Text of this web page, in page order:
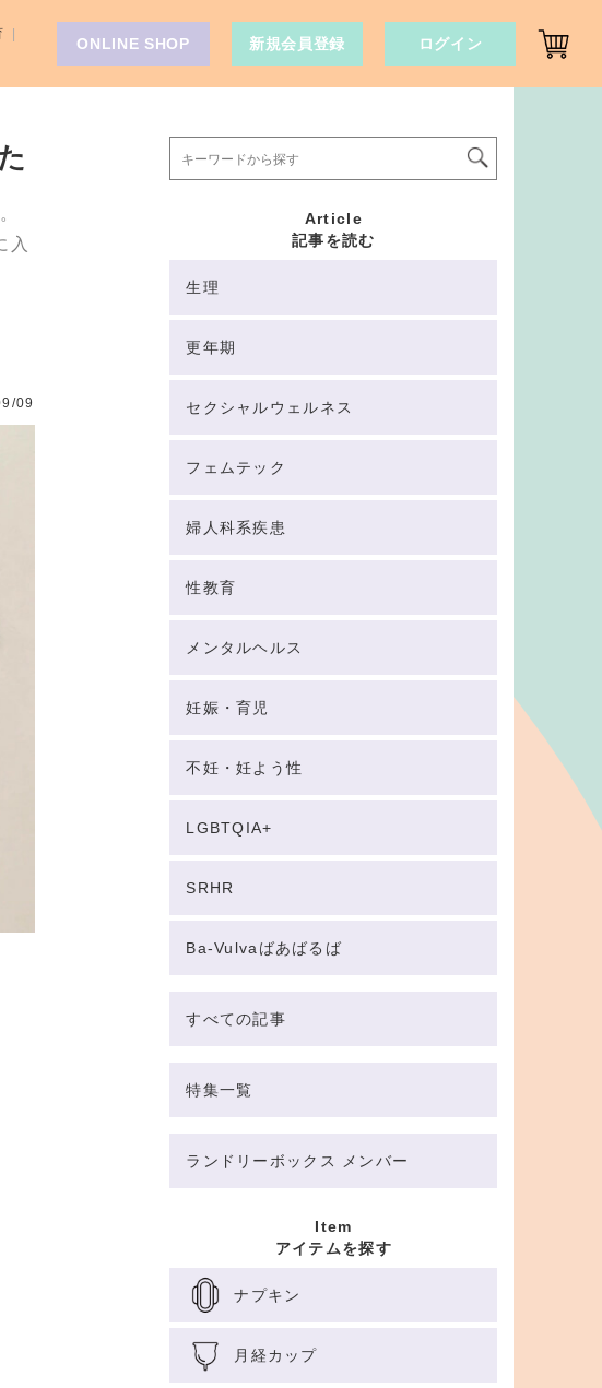
入
09
Article
記事を読む
生理
更年期
セクシャルウェルネス
フェムテック
婦人科系疾患
性教育
メンタルヘルス
妊娠・育児
不妊・妊よう性
LGBTQIA+
SRHR
Ba-Vulvaばあばるば
すべての記事
特集一覧
ランドリーボックス メンバー
Item
アイテムを探す
ナプキン
月経カップ
ONLINE SHOP 新規会員登録 ログイン